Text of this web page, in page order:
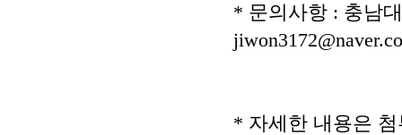
* 문의사항 : 충남
* 자세한 내용은